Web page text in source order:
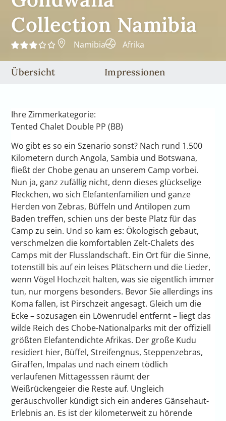
Collection Namibia
Namibia Afrika
Übersicht Impressionen
Ihre Zimmerkategorie:
Tented Chalet Double PP (BB)
Wo gibt es so ein Szenario sonst? Nach rund 1.500
Kilometern durch Angola, Sambia und Botswana,
fließt der Chobe genau an unserem Camp vorbei.
Nun ja, ganz zufällig nicht, denn dieses glückselige
Fleckchen, wo sich Elefantenfamilien und ganze
Herden von Zebras, Büffeln und Antilopen zum
Baden treffen, schien uns der beste Platz für das
Camp zu sein. Und so kam es: Ökologisch gebaut,
verschmelzen die komfortablen Zelt-Chalets des
Camps mit der Flusslandschaft. Ein Ort für die Sinne,
totenstill bis auf ein leises Plätschern und die Lieder,
wenn Vögel Hochzeit halten, was sie eigentlich immer
tun, nur morgens besonders. Bevor Sie allerdings ins
Koma fallen, ist Pirschzeit angesagt. Gleich um die
Ecke – sozusagen ein Löwenrudel entfernt – liegt das
wilde Reich des Chobe-Nationalparks mit der offiziell
größten Elefantendichte Afrikas. Der große Kudu
residiert hier, Büffel, Streifengnus, Steppenzebras,
Giraffen, Impalas und nach einem tödlich
verlaufenen Mittagesssen räumt der
Weißrückengeier die Reste auf. Ungleich
geräuschvoller kündigt sich ein anderes Gänsehaut-
Erlebnis an. Es ist der kilometerweit zu hörende